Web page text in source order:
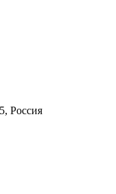
Россия